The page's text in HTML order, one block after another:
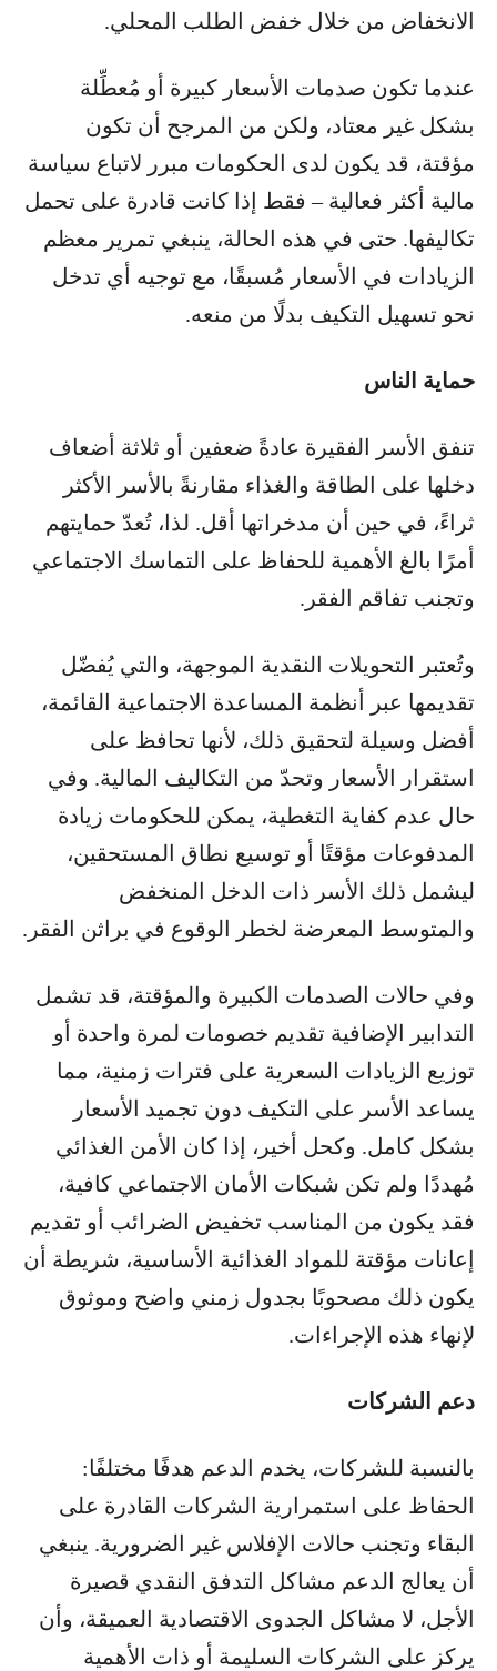
الانخفاض من خلال خفض الطلب المحلي.
عندما تكون صدمات الأسعار كبيرة أو مُعطِّلة
بشكل غير معتاد، ولكن من المرجح أن تكون
مؤقتة، قد يكون لدى الحكومات مبرر لاتباع سياسة
مالية أكثر فعالية – فقط إذا كانت قادرة على تحمل
تكاليفها. حتى في هذه الحالة، ينبغي تمرير معظم
الزيادات في الأسعار مُسبقًا، مع توجيه أي تدخل
نحو تسهيل التكيف بدلًا من منعه.
حماية الناس
تنفق الأسر الفقيرة عادةً ضعفين أو ثلاثة أضعاف
دخلها على الطاقة والغذاء مقارنةً بالأسر الأكثر
ثراءً، في حين أن مدخراتها أقل. لذا، تُعدّ حمايتهم
أمرًا بالغ الأهمية للحفاظ على التماسك الاجتماعي
وتجنب تفاقم الفقر.
وتُعتبر التحويلات النقدية الموجهة، والتي يُفضّل
تقديمها عبر أنظمة المساعدة الاجتماعية القائمة،
أفضل وسيلة لتحقيق ذلك، لأنها تحافظ على
استقرار الأسعار وتحدّ من التكاليف المالية. وفي
حال عدم كفاية التغطية، يمكن للحكومات زيادة
المدفوعات مؤقتًا أو توسيع نطاق المستحقين،
ليشمل ذلك الأسر ذات الدخل المنخفض
والمتوسط المعرضة لخطر الوقوع في براثن الفقر.
وفي حالات الصدمات الكبيرة والمؤقتة، قد تشمل
التدابير الإضافية تقديم خصومات لمرة واحدة أو
توزيع الزيادات السعرية على فترات زمنية، مما
يساعد الأسر على التكيف دون تجميد الأسعار
بشكل كامل. وكحل أخير، إذا كان الأمن الغذائي
مُهددًا ولم تكن شبكات الأمان الاجتماعي كافية،
فقد يكون من المناسب تخفيض الضرائب أو تقديم
إعانات مؤقتة للمواد الغذائية الأساسية، شريطة أن
يكون ذلك مصحوبًا بجدول زمني واضح وموثوق
لإنهاء هذه الإجراءات.
دعم الشركات
بالنسبة للشركات، يخدم الدعم هدفًا مختلفًا:
الحفاظ على استمرارية الشركات القادرة على
البقاء وتجنب حالات الإفلاس غير الضرورية. ينبغي
أن يعالج الدعم مشاكل التدفق النقدي قصيرة
الأجل، لا مشاكل الجدوى الاقتصادية العميقة، وأن
يركز على الشركات السليمة أو ذات الأهمية